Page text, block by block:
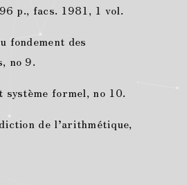
p., facs. 1981, 1 vol.
fondement des
no 9.
système formel, no 10.
de l’arithmétique,